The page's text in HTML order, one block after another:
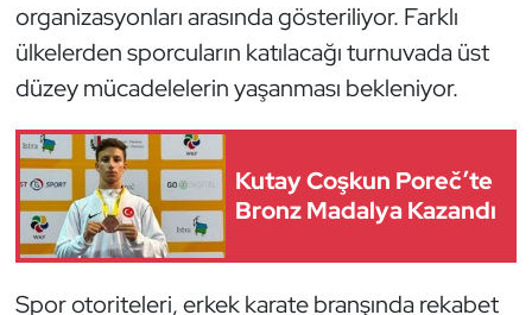
organizasyonları arasında gösteriliyor. Farklı
ülkelerden sporcuların katılacağı turnuvada üst
düzey mücadelelerin yaşanması bekleniyor.
Kutay Coşkun Poreč’te
Bronz Madalya Kazandı
Spor otoriteleri, erkek karate branşında rekabet
Kick Boks
Kürek
Masa Tenisi
Modern Pentatlon